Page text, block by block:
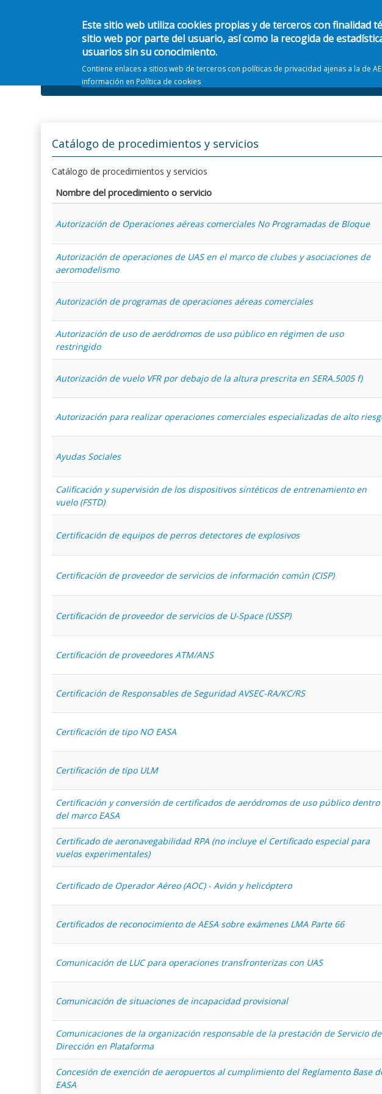
Este sitio web utiliza cookies propias y de terceros con finalidad
sitio web por parte del usuario, así como la recogida de
usuarios sin su conocimiento.
Contiene enlaces a sitios web de terceros con políticas de privacidad ajenas a la de
información en Política de cookies
Información general
Catálogo de procedimientos y servicios
Catálogo de procedimientos y servicios
Nombre del procedimiento o servicio
Autorización de Operaciones aéreas comerciales No Programadas de Bloque
Autorización de operaciones de UAS en el marco de clubes y asociaciones de
aeromodelismo
Autorización de programas de operaciones aéreas comerciales
Autorización de uso de aeródromos de uso público en régimen de uso
restringido
Autorización de vuelo VFR por debajo de la altura prescrita en SERA.5005 f)
Autorización para realizar operaciones comerciales especializadas de alto
Ayudas Sociales
Calificación y supervisión de los dispositivos sintéticos de entrenamiento en
vuelo (FSTD)
Certificación de equipos de perros detectores de explosivos
Certificación de proveedor de servicios de información común (CISP)
Certificación de proveedor de servicios de U-Space (USSP)
Certificación de proveedores ATM/ANS
Certificación de Responsables de Seguridad AVSEC-RA/KC/RS
Certificación de tipo NO EASA
Certificación de tipo ULM
Certificación y conversión de certificados de aeródromos de uso público dentro
del marco EASA
Certificado de aeronavegabilidad RPA (no incluye el Certificado especial para
vuelos experimentales)
Certificado de Operador Aéreo (AOC) - Avión y helicóptero
Certificados de reconocimiento de AESA sobre exámenes LMA Parte 66
Comunicación de LUC para operaciones transfronterizas con UAS
Comunicación de situaciones de incapacidad provisional
Comunicaciones de la organización responsable de la prestación de Servicio de
Dirección en Plataforma
Concesión de exención de aeropuertos al cumplimiento del Reglamento Base
EASA